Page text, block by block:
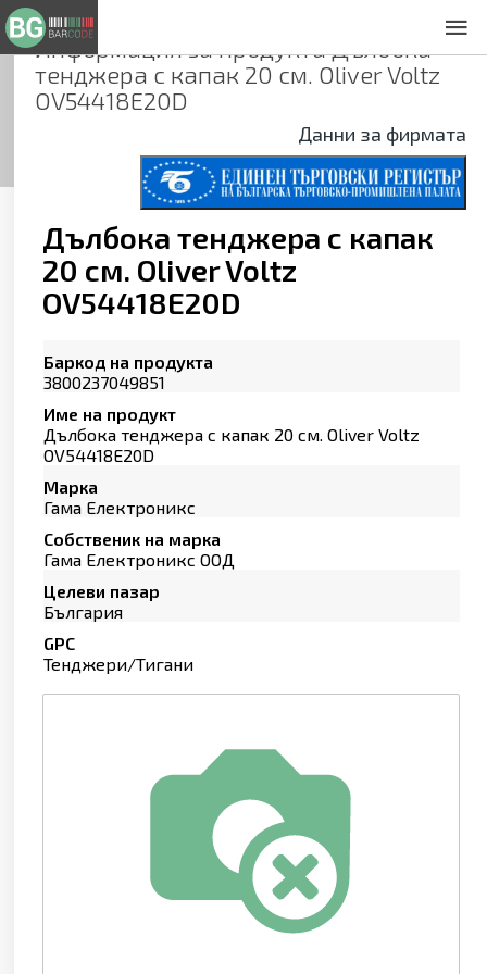
Информация за продуктаДълбока
тенджера с капак 20 см. Oliver Voltz
OV54418E20D
Данни за фирмата
Дълбока тенджера с капак
20 см. Oliver Voltz
OV54418E20D
Баркод на продукта
3800237049851
Име на продукт
Дълбока тенджера с капак 20 см. Oliver Voltz
OV54418E20D
Марка
Гама Електроникс
Собственик на марка
Гама Електроникс ООД
Целеви пазар
България
GPC
Тенджери/Тигани
Общи условия
Декларация за проверителност
Заснемане на продукти
Контакти